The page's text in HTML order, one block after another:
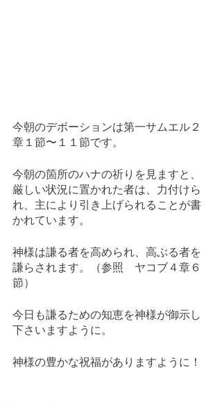
今朝のデボーションは第一サムエル２
章１節〜１１節です。
今朝の箇所のハナの祈りを見ますと、
厳しい状況に置かれた者は、力付けら
れ、主により引き上げられることが書
かれています。
神様は謙る者を高められ、高ぶる者を
謙らされます。（参照　ヤコブ４章６
節）
今日も謙るための知恵を神様が御示し
下さいますように。
神様の豊かな祝福がありますように！